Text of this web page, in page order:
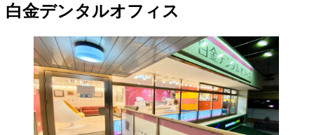
白金デンタルオフィス